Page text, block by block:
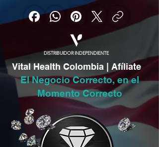
DISTRIBUIDOR INDEPENDIENTE
Vital Health Colombia | Afíliate
El Negocio Correcto, en el
Momento Correcto